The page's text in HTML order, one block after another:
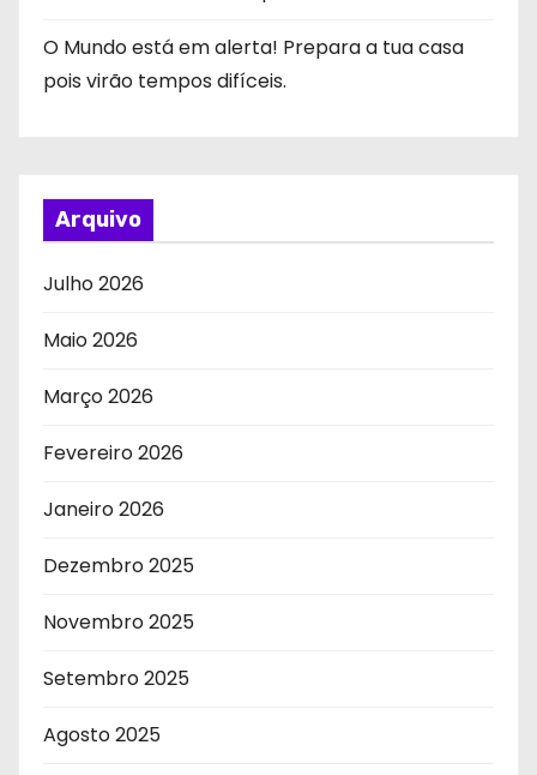
O Mundo está em alerta! Prepara a tua casa
pois virão tempos difíceis.
Arquivo
Julho 2026
Maio 2026
Março 2026
Fevereiro 2026
Janeiro 2026
Dezembro 2025
Novembro 2025
Setembro 2025
Agosto 2025